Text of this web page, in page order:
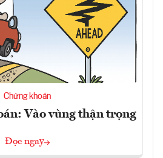
Chứng khoán
Vào vùng thận trọng
Đọc ngay